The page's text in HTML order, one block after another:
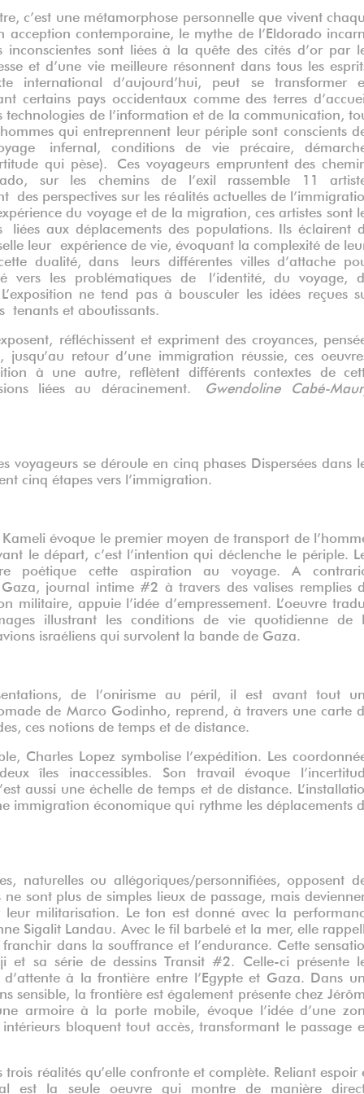
c’est une métamorphose personnelle que vivent
acception contemporaine, le mythe de l’Eldorado
inconscientes sont liées à la quête des cités d’or par
et d’une vie meilleure résonnent dans tous les
international d’aujourd’hui, peut se transformer
certains pays occidentaux comme des terres
technologies de l’information et de la communication,
qui entreprennent leur périple sont conscients
infernal, conditions de vie précaire,
qui pèse). Ces voyageurs empruntent des
sur les chemins de l’exil rassemble 11
des perspectives sur les réalités actuelles de
du voyage et de la migration, ces artistes sont
liées aux déplacements des populations. Ils éclairent
leur expérience de vie, évoquant la complexité de
dualité, dans leurs différentes villes d’attache
vers les problématiques de l’identité, du voyage,
ne tend pas à bousculer les idées reçues
tenants et aboutissants.
réfléchissent et expriment des croyances,
retour d’une immigration réussie, ces
à une autre, reflètent différents contextes de
liées au déracinement. Gwendoline Cabé-
voyageurs se déroule en cinq phases Dispersées dans
cinq étapes vers l’immigration.
évoque le premier moyen de transport de
le départ, c’est l’intention qui déclenche le périple.
poétique cette aspiration au voyage. A
Gaza, journal intime #2 à travers des valises remplies
militaire, appuie l’idée d’empressement. L’oeuvre
illustrant les conditions de vie quotidienne de
israéliens qui survolent la bande de Gaza.
de l’onirisme au péril, il est avant tout
de Marco Godinho, reprend, à travers une carte
ces notions de temps et de distance.
Charles Lopez symbolise l’expédition. Les
îles inaccessibles. Son travail évoque
aussi une échelle de temps et de distance.
immigration économique qui rythme les déplacements
naturelles ou allégoriques/personnifiées, opposent
ne sont plus de simples lieux de passage, mais
leur militarisation. Le ton est donné avec la
Sigalit Landau. Avec le fil barbelé et la mer, elle
dans la souffrance et l’endurance. Cette
et sa série de dessins Transit #2. Celle-ci présente
à la frontière entre l’Egypte et Gaza. Dans
sensible, la frontière est également présente chez
armoire à la porte mobile, évoque l’idée d’une
bloquent tout accès, transformant le passage
trois réalités qu’elle confronte et complète. Reliant espoir
est la seule oeuvre qui montre de manière